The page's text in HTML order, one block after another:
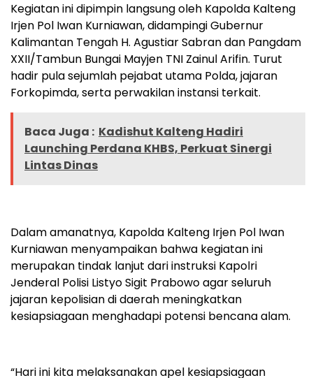
Kegiatan ini dipimpin langsung oleh Kapolda Kalteng
Irjen Pol Iwan Kurniawan, didampingi Gubernur
Kalimantan Tengah H. Agustiar Sabran dan Pangdam
XXII/Tambun Bungai Mayjen TNI Zainul Arifin. Turut
hadir pula sejumlah pejabat utama Polda, jajaran
Forkopimda, serta perwakilan instansi terkait.
Baca Juga : Kadishut Kalteng Hadiri
Launching Perdana KHBS, Perkuat Sinergi
Lintas Dinas
Dalam amanatnya, Kapolda Kalteng Irjen Pol Iwan
Kurniawan menyampaikan bahwa kegiatan ini
merupakan tindak lanjut dari instruksi Kapolri
Jenderal Polisi Listyo Sigit Prabowo agar seluruh
jajaran kepolisian di daerah meningkatkan
kesiapsiagaan menghadapi potensi bencana alam.
“Hari ini kita melaksanakan apel kesiapsiagaan